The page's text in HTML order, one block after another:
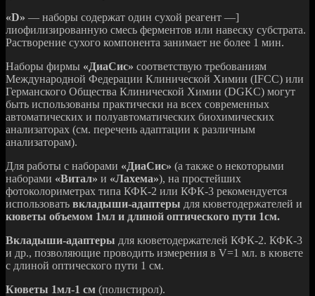
«D» — наборы содержат один сухой реагент —]
лиофилизированную смесь ферментов или навеску субстрата.
Растворение сухого компонента занимает не более 1 мин.
Наборы фирмы «ДиаСис» соответствую требованиям
Международной Федерации Клинической Химии (IFCC) или
Германского Общества Клинической Химии (DGKC) могут
быть использованы практически на всех современных
автоматических и полуавтоматических биохимических
анализаторах (см. перечень адаптации к различным
анализаторам).
Для работы с наборами «ДиаСис» (а также о некоторыми
наборами «Витал» и «Лахема»), на простейших
фотоколориметрах типа КФК-2 или КФК-3 рекомендуется
использовать вкладыши-адаптеры для кюветодержателей и
кюветы объемом 1мл и длиной оптического пути 1см.
Вкладыши-адаптеры для кюветодержателей КФК-2. КФК-3
и др., позволяющие проводить измерения в V=1 мл. в кювете
с длиной оптического пути 1 см.
Кюветы 1мл-1 см (полистирол).